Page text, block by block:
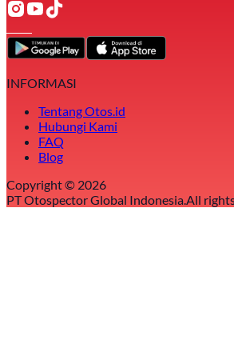
INFORMASI
Tentang Otos.id
Hubungi Kami
FAQ
Blog
Copyright © 2026
PT Otospector Global Indonesia.All